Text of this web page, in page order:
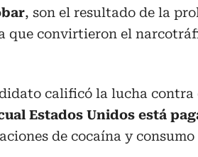
, son el resultado de la
que convirtieron el
calificó la lucha
Estados Unidos está
de cocaína y